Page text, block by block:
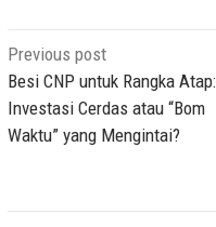
Post
navigation
Previous post
Besi CNP untuk Rangka Atap:
Investasi Cerdas atau “Bom
Waktu” yang Mengintai?